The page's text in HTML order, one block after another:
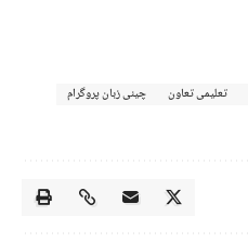
تعلیمی تعاون
چینی زبان پروگرام